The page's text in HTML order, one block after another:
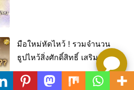
มือใหม่หัดไหว้ ! รวมจำนวน
ธูปไหว้สิ่งศักดิ์สิทธิ์ เสริมดวง
ปังรับปีใหม่